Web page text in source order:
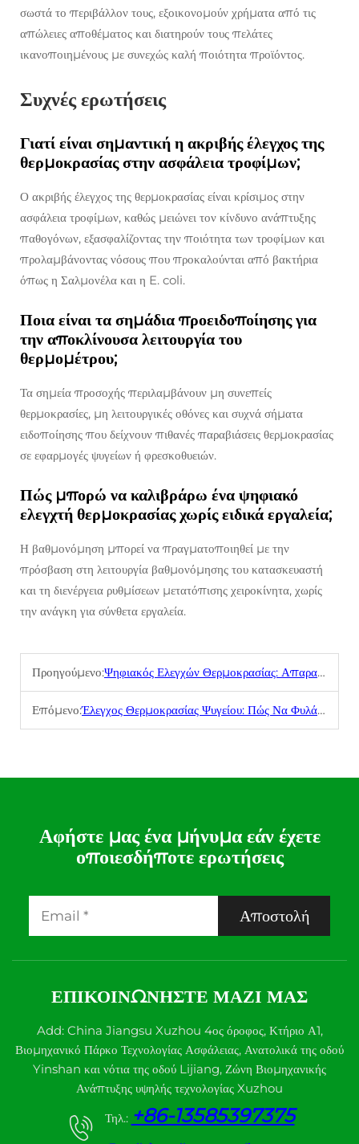
σωστά το περιβάλλον τους, εξοικονομούν χρήματα από τις
απώλειες αποθέματος και διατηρούν τους πελάτες
ικανοποιημένους με συνεχώς καλή ποιότητα προϊόντος.
Συχνές ερωτήσεις
Γιατί είναι σημαντική η ακριβής έλεγχος της
θερμοκρασίας στην ασφάλεια τροφίμων;
Ο ακριβής έλεγχος της θερμοκρασίας είναι κρίσιμος στην
ασφάλεια τροφίμων, καθώς μειώνει τον κίνδυνο ανάπτυξης
παθογόνων, εξασφαλίζοντας την ποιότητα των τροφίμων και
προλαμβάνοντας νόσους που προκαλούνται από βακτήρια
όπως η Σαλμονέλα και η E. coli.
Ποια είναι τα σημάδια προειδοποίησης για
την αποκλίνουσα λειτουργία του
θερμομέτρου;
Τα σημεία προσοχής περιλαμβάνουν μη συνεπείς
θερμοκρασίες, μη λειτουργικές οθόνες και συχνά σήματα
ειδοποίησης που δείχνουν πιθανές παραβιάσεις θερμοκρασίας
σε εφαρμογές ψυγείων ή φρεσκοθυειών.
Πώς μπορώ να καλιβράρω ένα ψηφιακό
ελεγχτή θερμοκρασίας χωρίς ειδικά εργαλεία;
Η βαθμονόμηση μπορεί να πραγματοποιηθεί με την
πρόσβαση στη λειτουργία βαθμονόμησης του κατασκευαστή
και τη διενέργεια ρυθμίσεων μετατόπισης χειροκίνητα, χωρίς
την ανάγκη για σύνθετα εργαλεία.
Προηγούμενο:Ψηφιακός Ελεγχών Θερμοκρασίας: Απαραίτητος για τα συστήματα HVAC και Ψυγείων
Επόμενο:Έλεγχος Θερμοκρασίας Ψυγείου: Πώς Να Φυλάξετε τα Τρόφιμα Σας Πιο Πρόσφατα Για Αρκετό Χρόνο
Αφήστε μας ένα μήνυμα εάν έχετε
οποιεσδήποτε ερωτήσεις
Αποστολή
ΕΠΙΚΟΙΝΩΝΉΣΤΕ ΜΑΖΊ ΜΑΣ
Add: China Jiangsu Xuzhou 4ος όροφος, Κτήριο Α1,
Βιομηχανικό Πάρκο Τεχνολογίας Ασφάλειας, Ανατολικά της οδού
Yinshan και νότια της οδού Lijiang, Ζώνη Βιομηχανικής
Ανάπτυξης υψηλής τεχνολογίας Xuzhou
Τηλ.: +86-13585397375